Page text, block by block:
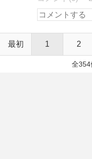
最初 1 2
全354